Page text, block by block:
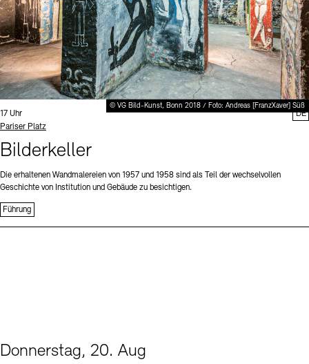
© VG Bild-Kunst, Bonn 2018 / Foto: Andreas [FranzXaver] Süß
Uhrzeit:
17 Uhr
Standort
Pariser Platz
Bilderkeller
Die erhaltenen Wandmalereien von 1957 und 1958 sind als Teil der wechselvollen
Geschichte von Institution und Gebäude zu besichtigen.
Führung
DE
Donnerstag, 20. Aug